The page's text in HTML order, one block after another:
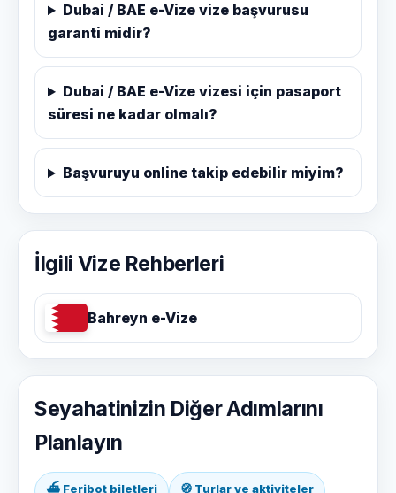
Dubai / BAE e-Vize vize başvurusu
garanti midir?
Dubai / BAE e-Vize vizesi için pasaport
süresi ne kadar olmalı?
Başvuruyu online takip edebilir miyim?
İlgili Vize Rehberleri
Bahreyn e-Vize
Seyahatinizin Diğer Adımlarını
Planlayın
⛴ Feribot biletleri 🧭 Turlar ve aktiviteler